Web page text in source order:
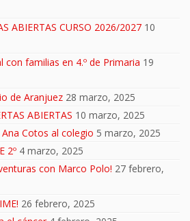
ABIERTAS CURSO 2026/2027 10
con familias en 4.º de Primaria 19
de Aranjuez 28 marzo, 2025
ABIERTAS 10 marzo, 2025
Cotos al colegio 5 marzo, 2025
2º 4 marzo, 2025
con Marco Polo! 27 febrero,
26 febrero, 2025